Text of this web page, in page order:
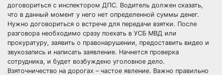
договориться с инспектором ДПС. Водитель должен сказать,
что в данный момент у него нет определенной суммы денег.
Нужно договориться о встрече для передачи взятки. После
разговора необходимо сразу поехать в УСБ МВД или
прокуратуру, заявить о правонарушении, предоставить видео и
звукозапись и написать заявление. Начнется проверка
сотрудника, и будет возбуждено уголовное дело.
Взяточничество на дорогах – частое явление. Важно правильно